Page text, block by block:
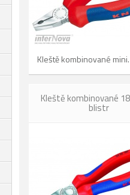
Kleště kombinované mini.
Kleště kombinované
blistr